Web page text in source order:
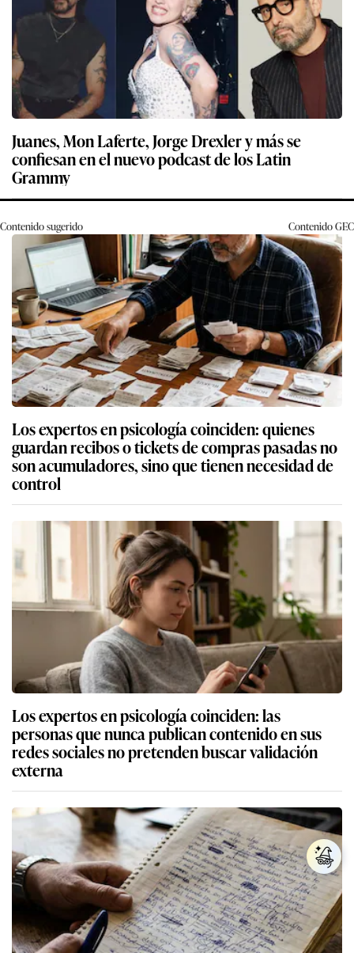
Juanes, Mon Laferte, Jorge Drexler y más se
confiesan en el nuevo podcast de los Latin
Grammy
Contenido sugerido ContenidoGEC
Los expertos en psicología coinciden: quienes
guardan recibos o tickets de compras pasadas no
son acumuladores, sino que tienen necesidad de
control
Los expertos en psicología coinciden: las
personas que nunca publican contenido en sus
redes sociales no pretenden buscar validación
externa